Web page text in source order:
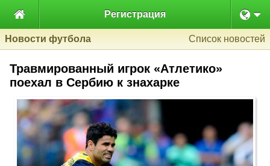
 Регистрация
Новости футбола Список новостей
Травмированный игрок «Атлетико»
поехал в Сербию к знахарке